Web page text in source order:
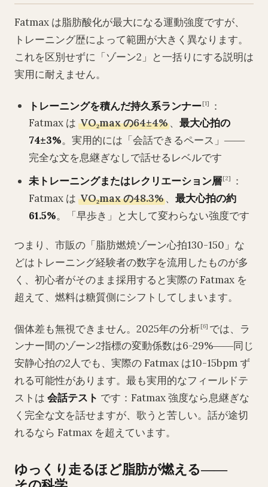
Fatmax は脂肪酸化が最大になる運動強度ですが、
トレーニング歴によって範囲が大きく異なります。
これを区別せずに「ゾーン2」と一括りにする説明は
実用に耐えません。
トレーニングを積んだ持久系ランナー[1]
：
Fatmax は VO₂max の64±4% 、最大心拍の
74±3%。実用的には「会話できるペース」――
完全な文を息継ぎなしで話せるレベルです
未トレーニングまたはレクリエーション層[2]
：
Fatmax は VO₂max の48.3% 、最大心拍の約
61.5%。「早歩き」と大して変わらない強度です
つまり、市販の「脂肪燃焼ゾーン心拍130-150」な
どはトレーニング経験者の数字を流用したものが多
く、初心者がそのまま採用すると実際の Fatmax を
超えて、燃料は糖質側にシフトしてしまいます。
個体差も無視できません。2025年の分析[6] では、ラ
ンナー間のゾーン2指標の変動係数は6-29%――同じ
安静心拍の2人でも、実際の Fatmax は10-15bpm ず
れる可能性があります。最も実用的なフィールドテ
ストは 会話テスト です：Fatmax 強度なら息継ぎな
く完全な文を話せますが、歌うと苦しい。話が途切
れるなら Fatmax を超えています。
ゆっくり走るほど脂肪が燃える――